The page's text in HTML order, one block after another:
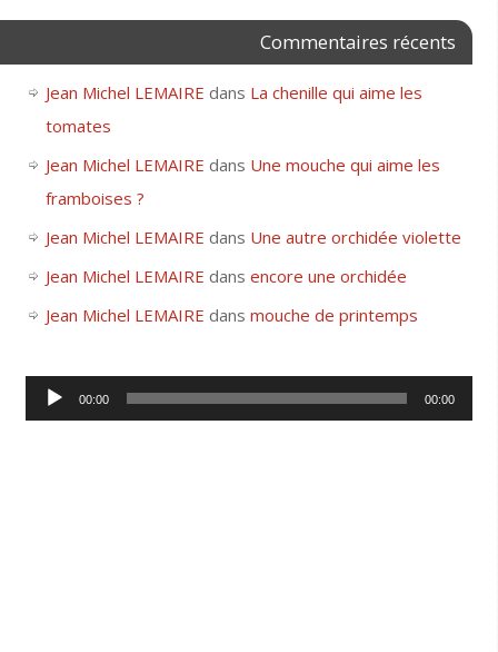
Commentaires récents
Jean Michel LEMAIRE dans La chenille qui aime les
tomates
Jean Michel LEMAIRE dans Une mouche qui aime les
framboises ?
Jean Michel LEMAIRE dans Une autre orchidée violette
Jean Michel LEMAIRE dans encore une orchidée
Jean Michel LEMAIRE dans mouche de printemps
Lecteur
audio
00:00 00:00